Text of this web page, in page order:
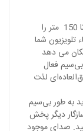
ساندبار ال جی مدل SQC1 می تواند یک خانه تا 150 متر را
شما
می دهد
فعال
لذت
به طور بی‌سیم
دیگر پخش
صدای موجود